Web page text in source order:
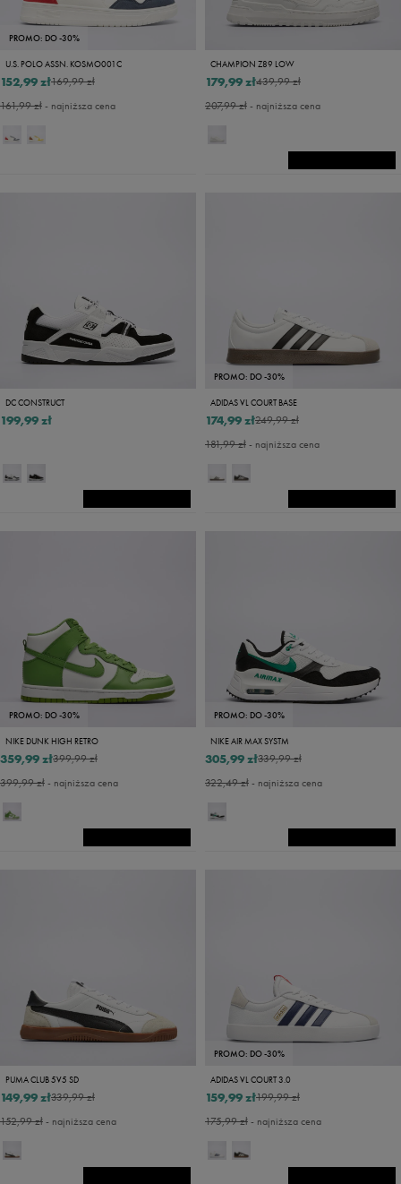
PROMO: DO -30%
U.S. POLO ASSN. KOSMO001C
169,99 zł
152,99 zł
161,99 zł- najniższa cena
CHAMPION Z89 LOW
439,99 zł
179,99 zł
207,99 zł- najniższa cena
DC CONSTRUCT
199,99 zł
PROMO: DO -30%
ADIDAS VL COURT BASE
249,99 zł
174,99 zł
181,99 zł- najniższa cena
PROMO: DO -30%
NIKE DUNK HIGH RETRO
399,99 zł
359,99 zł
399,99 zł- najniższa cena
PROMO: DO -30%
NIKE AIR MAX SYSTM
339,99 zł
305,99 zł
322,49 zł- najniższa cena
PUMA CLUB 5V5 SD
339,99 zł
149,99 zł
152,99 zł- najniższa cena
PROMO: DO -30%
ADIDAS VL COURT 3.0
199,99 zł
159,99 zł
175,99 zł- najniższa cena